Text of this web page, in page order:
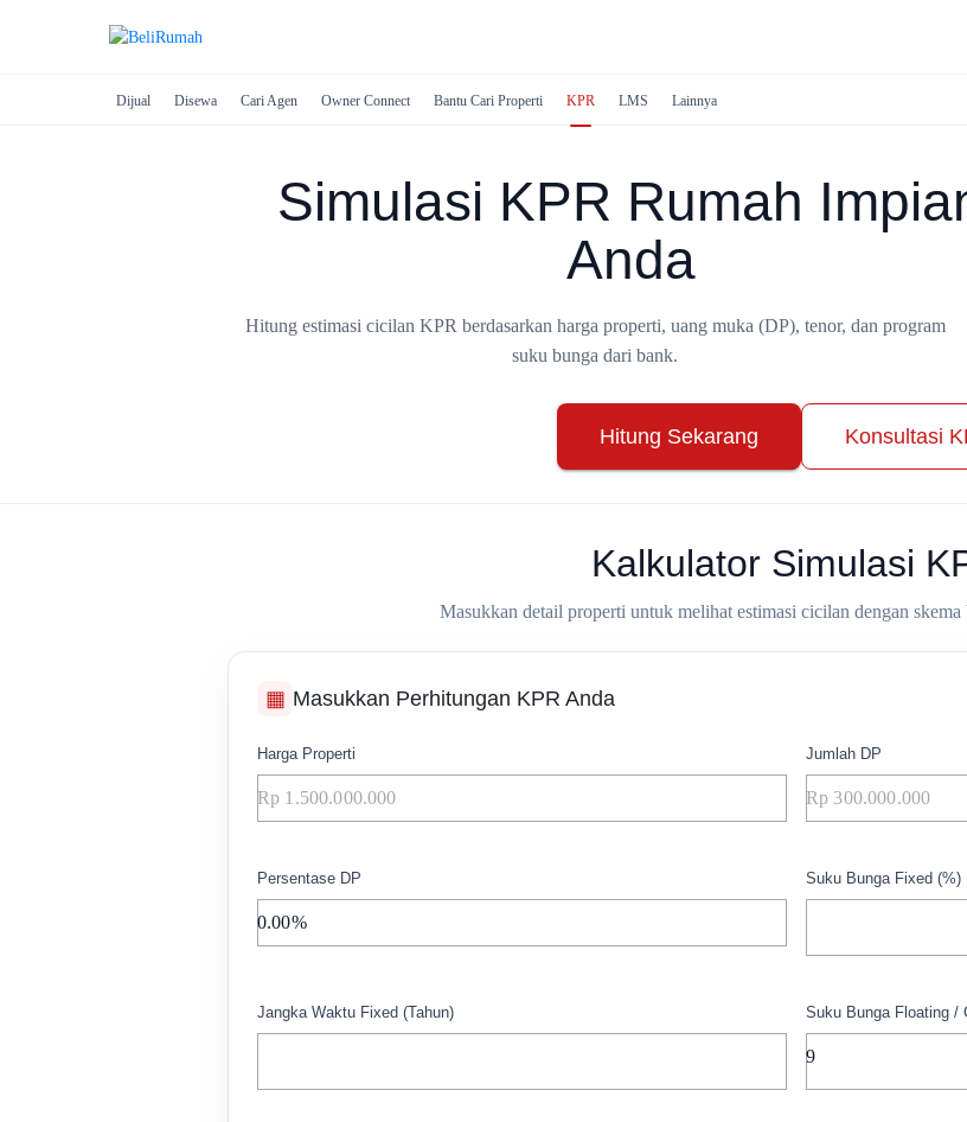
Dijual Disewa Cari Agen Owner Connect Bantu Cari Properti KPR LMS Lainnya
Simulasi KPR Rumah
Anda
Hitung estimasi cicilan KPR berdasarkan harga properti, uang muka (DP), tenor, dan program
suku bunga dari bank.
Hitung Sekarang Konsultasi
Kalkulator Simulasi
Masukkan detail properti untuk melihat estimasi cicilan dengan
▦ Masukkan Perhitungan KPR Anda
Harga Properti Jumlah DP
Persentase DP Suku Bunga Fixed (%)
Jangka Waktu Fixed (Tahun) Suku Bunga Floating /